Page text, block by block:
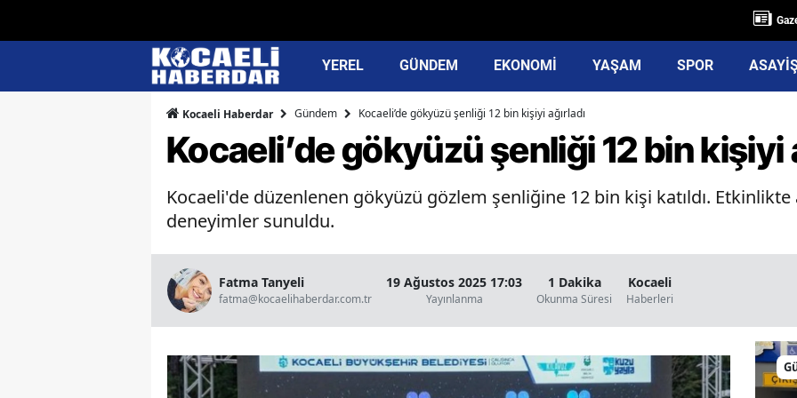
YEREL GÜNDEM EKONOMİ YAŞAM SPOR
Kocaeli Haberdar Gündem Kocaeli’de gökyüzü şenliği 12 bin kişiyi ağırladı
Kocaeli’de gökyüzü şenliği 12 bin kişiyi
Kocaeli'de düzenlenen gökyüzü gözlem şenliğine 12 bin kişi katıldı.
deneyimler sunuldu.
Fatma Tanyeli
fatma@kocaelihaberdar.com.tr
19 Ağustos 2025 17:03
Yayınlanma
1 Dakika
Okunma Süresi
Kocaeli
Haberleri